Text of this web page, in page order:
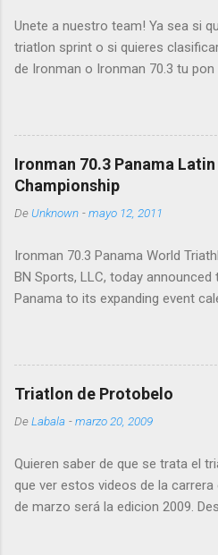
o
m
e
n
i
Unete a nuestro team! Ya sea si
triatlon sprint o si quieres
de Ironman o Ironman 70.3 tu pon
planilla@caminoakona.com
Ironman 70.3 Panama
Championship
DeUnknown -mayo 12, 2011
Ironman 70.3 Panama World
BN Sports, LLC, today
Panama to its expanding event
Isthmus of Panama and will
American Pro Championship as
Ironman World Championship
Pro Championship race with
provides breathtaking natural and
race routes and easy accessibility
international markets. Ironman
Triatlon de Protobelo
DeLabala -marzo 20, 2009
Quieren saber de que se trata el
que ver estos videos de la carrera
de marzo será la edicion 2009.